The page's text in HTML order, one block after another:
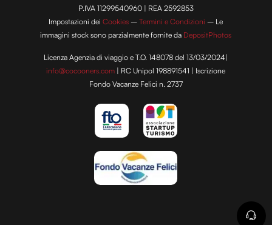
P.IVA 11299540960 | REA 2592853
Impostazioni deiCookies –Termini e Condizioni – Le
immagini stock sono parzialmente fornite da DepositPhotos
Licenza Agenzia di viaggio e T.O. 148078 del 13/03/2024|
info@cocooners.com | RC Unipol 198891541 | Iscrizione
Fondo Vacanze Felici n. 2737